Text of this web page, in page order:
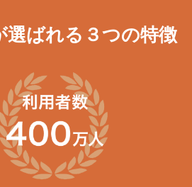
選ばれる３つの特徴